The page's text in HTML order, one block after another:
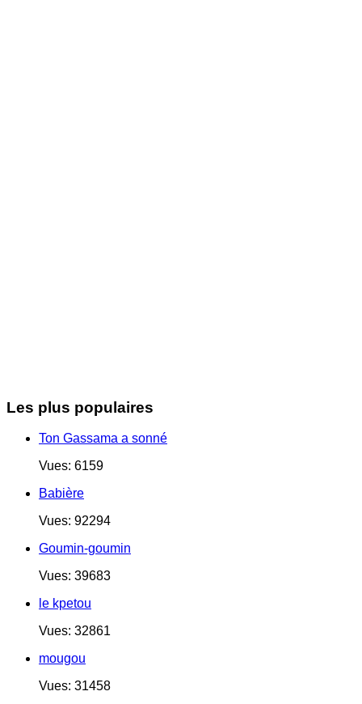
Les plus populaires
Ton Gassama a sonné
Vues: 6159
Babière
Vues: 92294
Goumin-goumin
Vues: 39683
le kpetou
Vues: 32861
mougou
Vues: 31458